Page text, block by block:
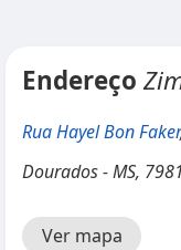
Endereço
Rua Hayel Bon Faker
Dourados - MS,
Ver mapa